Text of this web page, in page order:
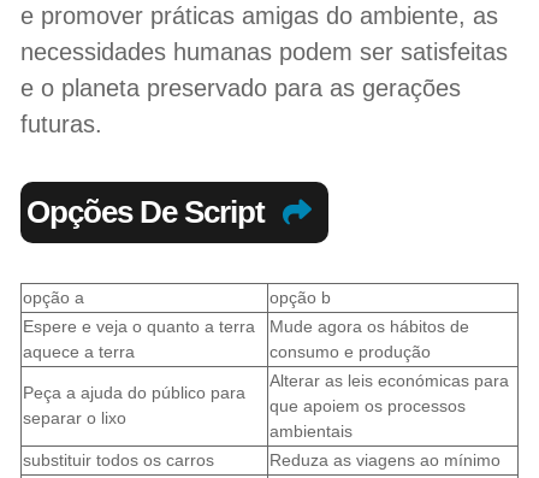
e promover práticas amigas do ambiente, as
necessidades humanas podem ser satisfeitas
e o planeta preservado para as gerações
futuras.
Opções De Script
opção a
opção b
Espere e veja o quanto a terra
aquece a terra
Mude agora os hábitos de
consumo e produção
Peça a ajuda do público para
separar o lixo
Alterar as leis económicas para
que apoiem os processos
ambientais
substituir todos os carros
Reduza as viagens ao mínimo